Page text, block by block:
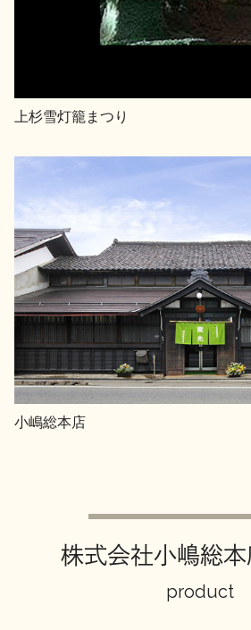
上杉雪灯籠まつり
小嶋総本店
株式会社小嶋総
product